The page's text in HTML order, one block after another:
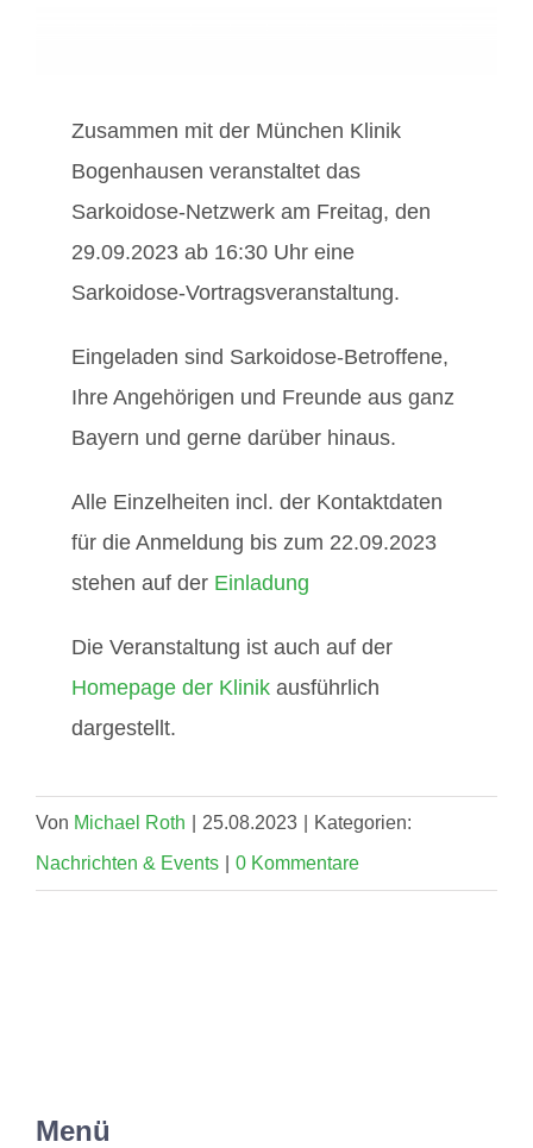
Zusammen mit der München Klinik
Bogenhausen veranstaltet das
Sarkoidose-Netzwerk am Freitag, den
29.09.2023 ab 16:30 Uhr eine
Sarkoidose-Vortragsveranstaltung.
Eingeladen sind Sarkoidose-Betroffene,
Ihre Angehörigen und Freunde aus ganz
Bayern und gerne darüber hinaus.
Alle Einzelheiten incl. der Kontaktdaten
für die Anmeldung bis zum 22.09.2023
stehen auf der Einladung
Die Veranstaltung ist auch auf der
Homepage der Klinik ausführlich
dargestellt.
Von Michael Roth 25.08.2023
Kategorien:
Nachrichten & Events
0 Kommentare
Menü